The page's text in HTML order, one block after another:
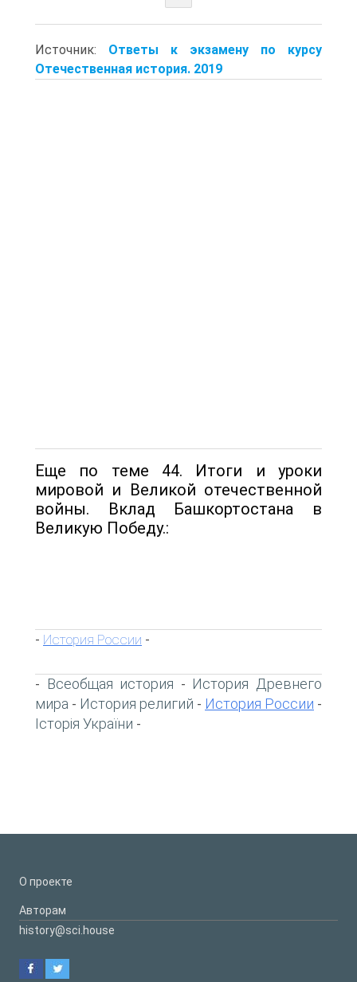
Источник: Ответы к экзамену по курсу
Отечественная история. 2019
Еще по теме 44. Итоги и уроки
мировой и Великой отечественной
войны. Вклад Башкортостана в
Великую Победу.:
- История России -
- Всеобщая история - История Древнего
мира - История религий - История России -
Історія України -
О проекте
Авторам
history@sci.house